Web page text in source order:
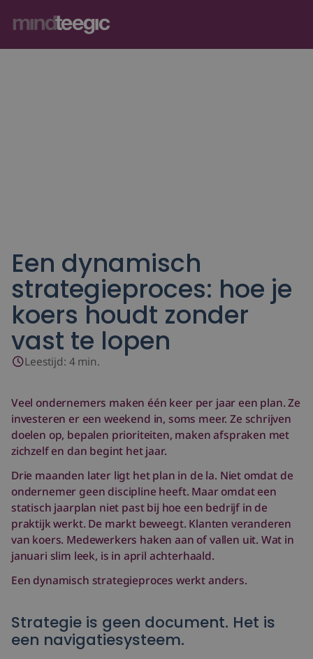
Strategisch partner
Strategie & go
Groeifase test
Een dynamisch
strategieproces: hoe je
koers houdt zonder
vast te lopen
Leestijd: 4min.
Veel ondernemers maken één keer per jaar een plan. Ze
investeren er een weekend in, soms meer. Ze schrijven
doelen op, bepalen prioriteiten, maken afspraken met
zichzelf en dan begint het jaar.
Drie maanden later ligt het plan in de la. Niet omdat de
ondernemer geen discipline heeft. Maar omdat een
statisch jaarplan niet past bij hoe een bedrijf in de
praktijk werkt. De markt beweegt. Klanten veranderen
van koers. Medewerkers haken aan of vallen uit. Wat in
januari slim leek, is in april achterhaald.
Een dynamisch strategieproces werkt anders.
Strategie is geen document. Het is
een navigatiesysteem.